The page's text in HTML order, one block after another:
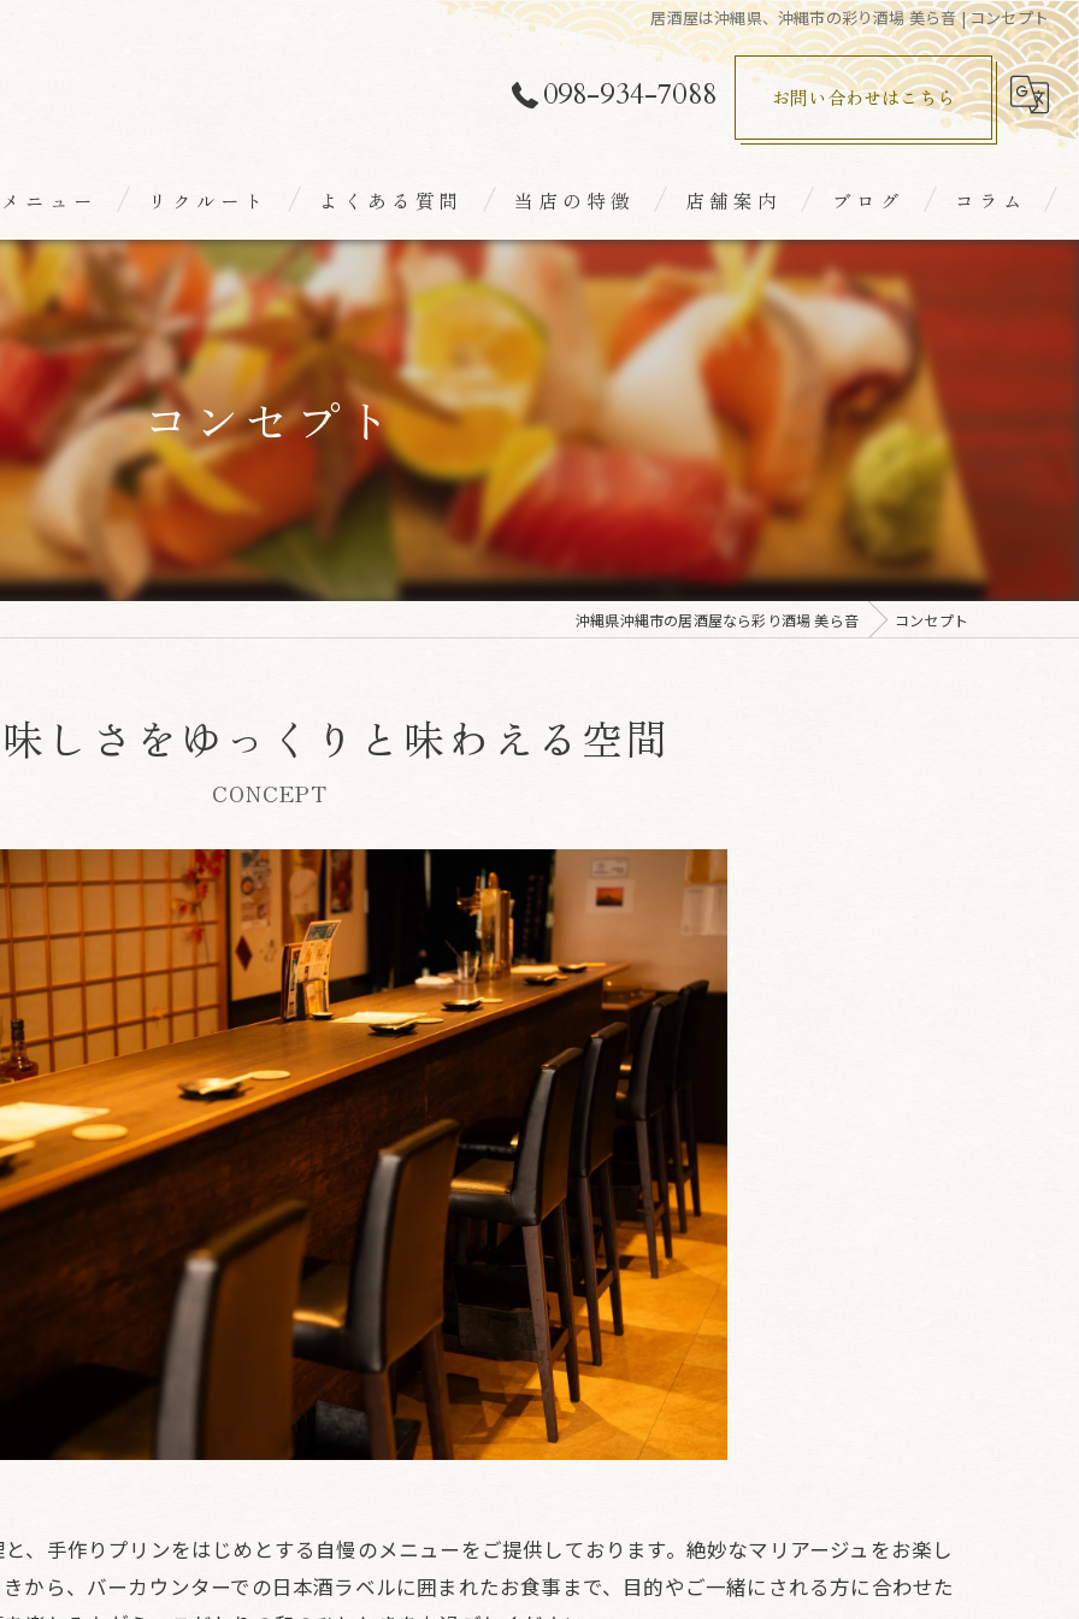
居酒屋は沖縄県、沖縄市の彩り酒場 美ら音 | コンセプト
098-934-7088 お問い合わせはこちら
メニュー リクルート よくある質問 当店の特徴
海鮮
和食
日本酒
隠れ家
店舗案内 ブログ コラム
コンセプト
沖縄県沖縄市の居酒屋なら彩り酒場 美ら音 コンセプト
しさをゆっくりと味わえる空間
CONCEPT
、手作りプリンをはじめとする自慢のメニューをご提供しております。絶妙なマリアージュをお楽し
から、バーカウンターでの日本酒ラベルに囲まれたお食事まで、目的やご一緒にされる方に合わせた